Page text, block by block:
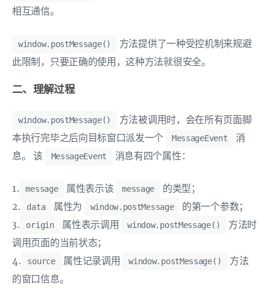
相互通信。
window.postMessage()
方法提供了一种受控机制来规避
此限制，只要正确的使用，这种方法就很安全。
二、理解过程
window.postMessage()
方法被调用时，会在所有页面脚
本执行完毕之后向目标窗口派发一个
MessageEvent
消
息。 该
MessageEvent 消息有四个属性：
1. message 属性表示该 message
的类型；
2.
data 属性为 window.postMessage
的第一个参数；
3.
origin 属性表示调用 window.postMessage()
方法时
调用页面的当前状态；
4.
source 属性记录调用 window.postMessage()
方法
的窗口信息。